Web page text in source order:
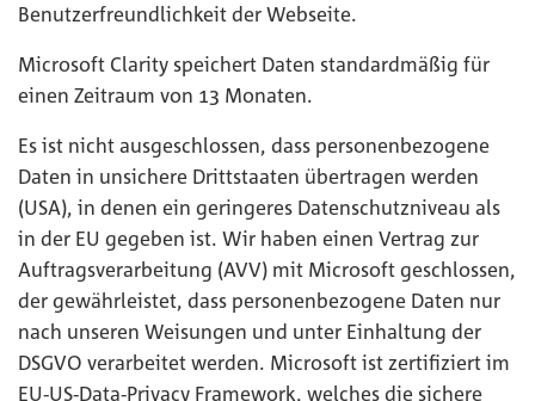
Benutzerfreundlichkeit der Webseite.
Microsoft Clarity speichert Daten standardmäßig für
einen Zeitraum von 13 Monaten.
Es ist nicht ausgeschlossen, dass personenbezogene
Daten in unsichere Drittstaaten übertragen werden
(USA), in denen ein geringeres Datenschutzniveau als
in der EU gegeben ist. Wir haben einen Vertrag zur
Auftragsverarbeitung (AVV) mit Microsoft geschlossen,
der gewährleistet, dass personenbezogene Daten nur
nach unseren Weisungen und unter Einhaltung der
DSGVO verarbeitet werden. Microsoft ist zertifiziert im
EU-US-Data-Privacy Framework, welches die sichere